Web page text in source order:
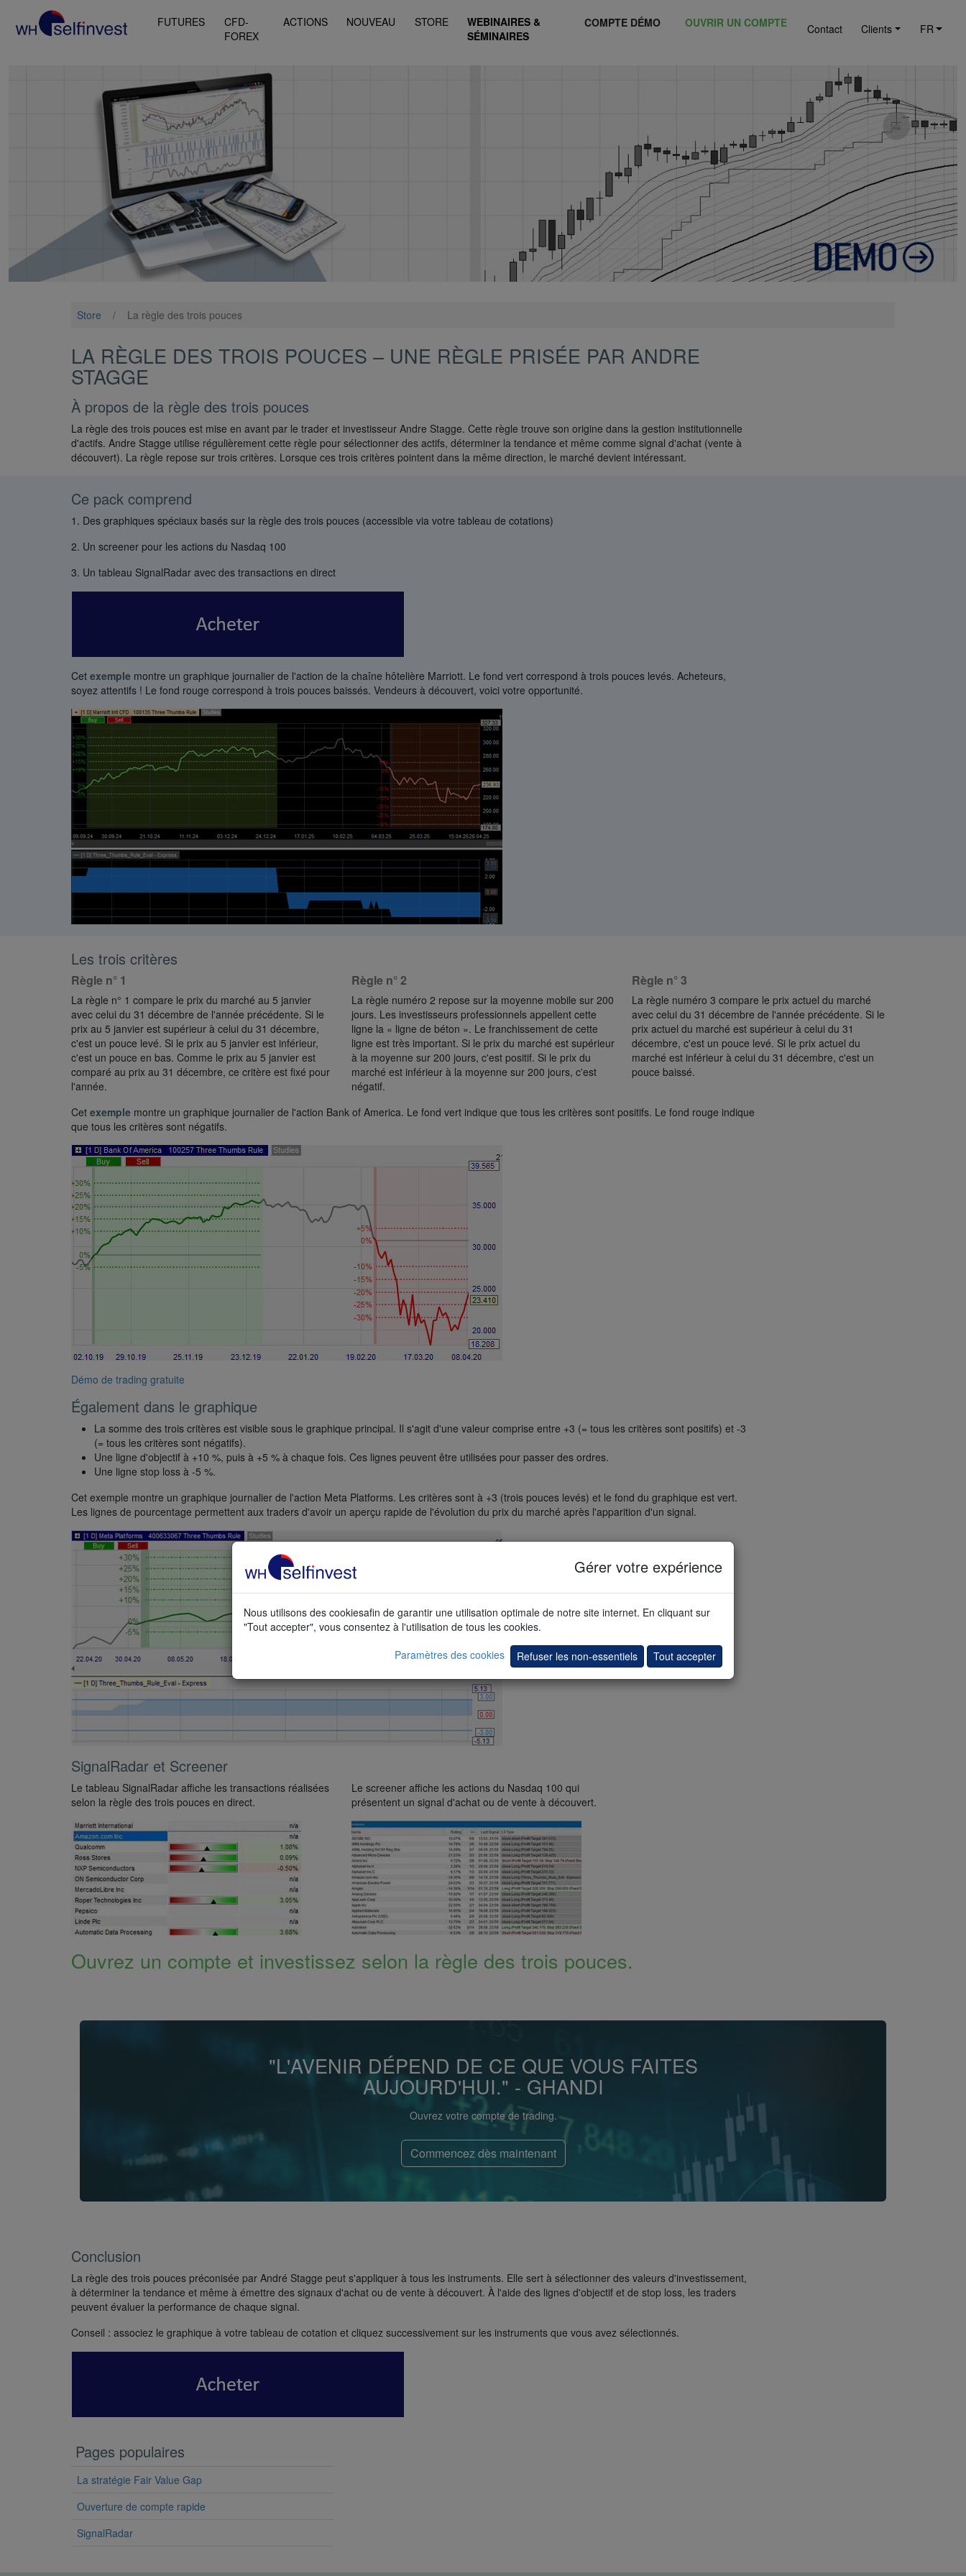
FUTURES
CFD-
FOREX
ACTIONS NOUVEAU STORE
WEBINAIRES &
SÉMINAIRES
COMPTE DÉMO OUVRIR UN COMPTE Contact Clients FR
Store / La règle des trois pouces
LA RÈGLE DES TROIS POUCES – UNE RÈGLE PRISÉE PAR ANDRE
STAGGE
À propos de la règle des trois pouces
La règle des trois pouces est mise en avant par le trader et investisseur Andre Stagge. Cette règle trouve son origine dans la gestion institutionnelle
d'actifs. Andre Stagge utilise régulièrement cette règle pour sélectionner des actifs, déterminer la tendance et même comme signal d'achat (vente à
découvert). La règle repose sur trois critères. Lorsque ces trois critères pointent dans la même direction, le marché devient intéressant.
Ce pack comprend
1. Des graphiques spéciaux basés sur la règle des trois pouces (accessible via votre tableau de cotations)
2. Un screener pour les actions du Nasdaq 100
3. Un tableau SignalRadar avec des transactions en direct
Cet exemple montre un graphique journalier de l'action de la chaîne hôtelière Marriott. Le fond vert correspond à trois pouces levés. Acheteurs,
soyez attentifs ! Le fond rouge correspond à trois pouces baissés. Vendeurs à découvert, voici votre opportunité.
Les trois critères
Règle n° 1
La règle n° 1 compare le prix du marché au 5 janvier
avec celui du 31 décembre de l'année précédente. Si le
prix au 5 janvier est supérieur à celui du 31 décembre,
c'est un pouce levé. Si le prix au 5 janvier est inférieur,
c'est un pouce en bas. Comme le prix au 5 janvier est
comparé au prix au 31 décembre, ce critère est fixé pour
l'année.
Règle n° 2
La règle numéro 2 repose sur la moyenne mobile sur 200
jours. Les investisseurs professionnels appellent cette
ligne la « ligne de béton ». Le franchissement de cette
ligne est très important. Si le prix du marché est supérieur
à la moyenne sur 200 jours, c'est positif. Si le prix du
marché est inférieur à la moyenne sur 200 jours, c'est
négatif.
Règle n° 3
La règle numéro 3 compare le prix actuel du marché
avec celui du 31 décembre de l'année précédente. Si le
prix actuel du marché est supérieur à celui du 31
décembre, c'est un pouce levé. Si le prix actuel du
marché est inférieur à celui du 31 décembre, c'est un
pouce baissé.
Cet exemple montre un graphique journalier de l'action Bank of America. Le fond vert indique que tous les critères sont positifs. Le fond rouge indique
que tous les critères sont négatifs.
Démo de trading gratuite
Également dans le graphique
La somme des trois critères est visible sous le graphique principal. Il s'agit d'une valeur comprise entre +3 (= tous les critères sont positifs) et -3
(= tous les critères sont négatifs).
Une ligne d'objectif à +10 %, puis à +5 % à chaque fois. Ces lignes peuvent être utilisées pour passer des ordres.
Une ligne stop loss à -5 %.
Cet exemple montre un graphique journalier de l'action Meta Platforms. Les critères sont à +3 (trois pouces levés) et le fond du graphique est vert.
Les lignes de pourcentage permettent aux traders d'avoir un aperçu rapide de l'évolution du prix du marché après l'apparition d'un signal.
SignalRadar et Screener
Le tableau SignalRadar affiche les transactions réalisées
selon la règle des trois pouces en direct.
Le screener affiche les actions du Nasdaq 100 qui
présentent un signal d'achat ou de vente à découvert.
Ouvrez un compte et investissez selon la règle des trois pouces.
"L'AVENIR DÉPEND DE CE QUE VOUS FAITES
AUJOURD'HUI." - GHANDI
Ouvrez votre compte de trading.
Commencez dès maintenant
Conclusion
La règle des trois pouces préconisée par André Stagge peut s'appliquer à tous les instruments. Elle sert à sélectionner des valeurs d'investissement,
à déterminer la tendance et même à émettre des signaux d'achat ou de vente à découvert. À l'aide des lignes d'objectif et de stop loss, les traders
peuvent évaluer la performance de chaque signal.
Conseil : associez le graphique à votre tableau de cotation et cliquez successivement sur les instruments que vous avez sélectionnés.
Pages populaires
La stratégie Fair Value Gap
Ouverture de compte rapide
SignalRadar
Gérer votre expérience
Nous utilisons des cookiesafin de garantir une utilisation optimale de notre site internet. En cliquant sur
"Tout accepter", vous consentez à l'utilisation de tous les cookies.
Paramètres des cookies
Refuser les non-essentiels Tout accepter